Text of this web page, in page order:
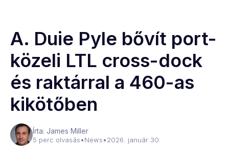
A. Duie Pyle bővít port-
közeli LTL cross-dock
és raktárral a 460-as
kikötőben
Írta: James Miller
5 perc olvasás•News•2026. január 30.